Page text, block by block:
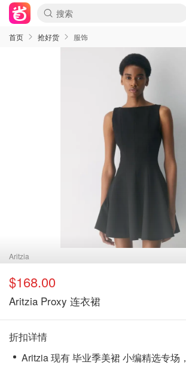
首页 抢好货 服饰
Aritzia
$168.00
Aritzia Proxy 连衣裙
折扣详情
Aritzia 现有 毕业季美裙 小编精选专场，